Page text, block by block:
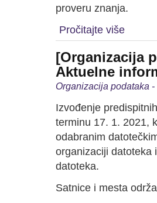
proveru znanja.
Pročitajte više
[Organizacija
Aktuelne
Organizacija podataka
Izvođenje
terminu 17. 1. 2021,
odabranim
organizaciji datoteka
datoteka.
Satnice i mesta